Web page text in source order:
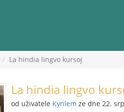
La hindia lingvo kursoj
La hindia lingvo
od uživatele Kynlem ze dne 22.